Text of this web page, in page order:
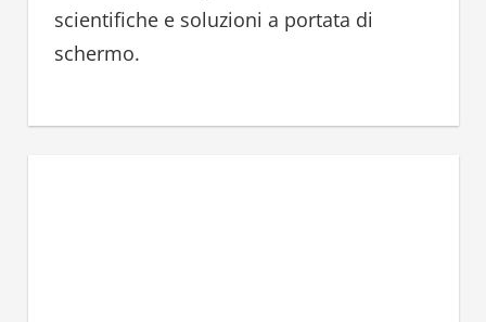
scientifiche e soluzioni a portata di
schermo.